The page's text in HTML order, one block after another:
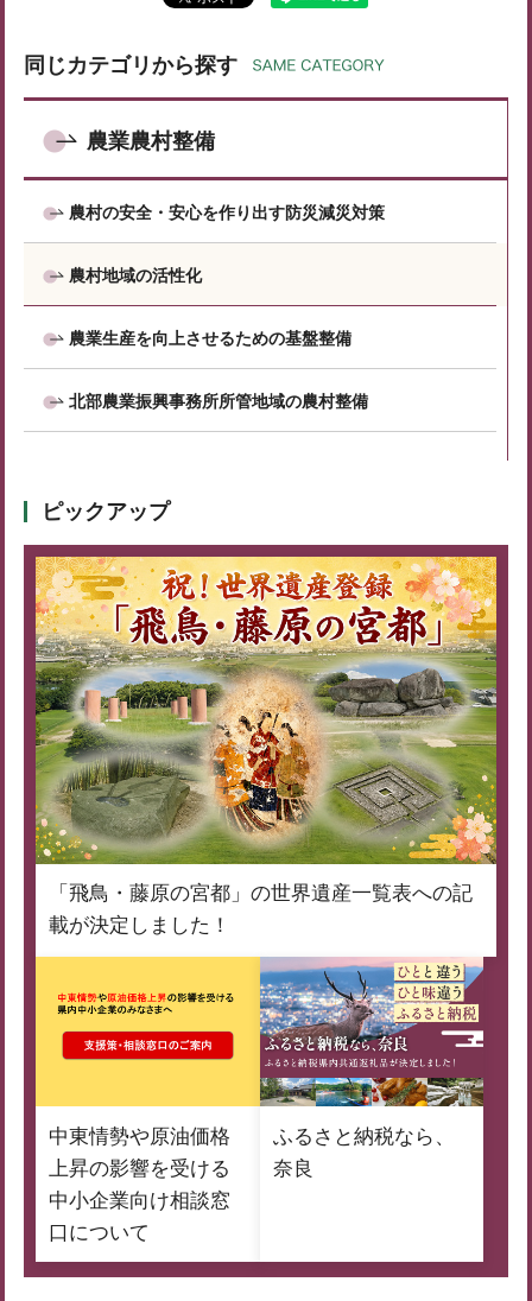
同じカテゴリから探す
農業農村整備
農村の安全・安心を作り出す防災減災対策
農村地域の活性化
農業生産を向上させるための基盤整備
北部農業振興事務所所管地域の農村整備
ピックアップ
「飛鳥・藤原の宮都」の世界遺産一覧表への記
載が決定しました！
中東情勢や原油価格
上昇の影響を受ける
中小企業向け相談窓
口について
ふるさと納税なら、
奈良